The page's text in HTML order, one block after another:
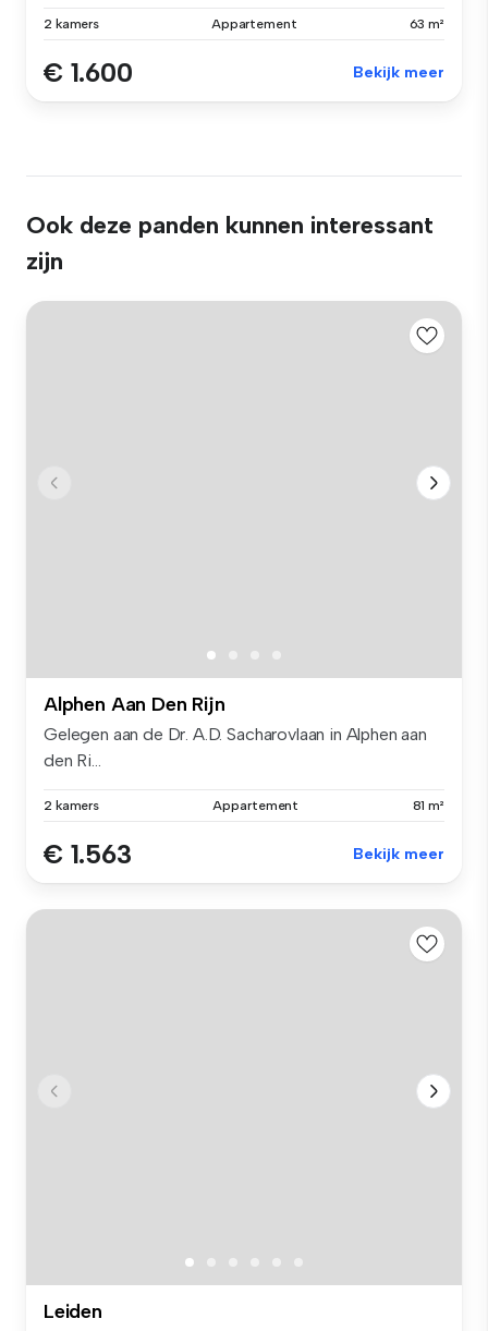
2 kamers Appartement 63 m²
€ 1.600 Bekijk meer
Ook deze panden kunnen interessant
zijn
Alphen Aan Den Rijn
Gelegen aan de Dr. A.D. Sacharovlaan in Alphen aan
den Ri...
2 kamers Appartement 81 m²
€ 1.563 Bekijk meer
Leiden